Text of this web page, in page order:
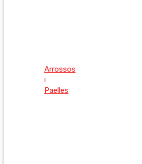
Arrossos
i
Paelles